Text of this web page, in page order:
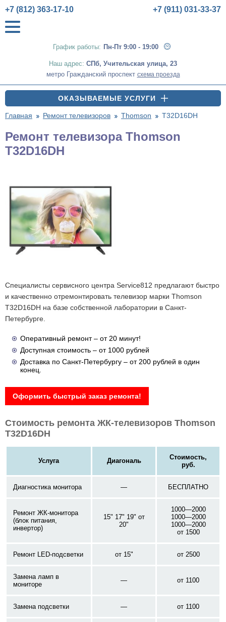
График работы: Пн-Пт 9:00 - 19:00
+7 (812) 363-17-10 +7 (911) 031-33-37
Наш адрес: СПб, Учительская улица, 23
метро Гражданский проспект схема проезда
ОКАЗЫВАЕМЫЕ УСЛУГИ
Главная Ремонт телевизоров Thomson T32D16DH
Ремонт телевизора Thomson
T32D16DH
Специалисты сервисного центра Service812 предлагают быстро
и качественно отремонтировать телевизор марки Thomson
T32D16DH на базе собственной лаборатории в Санкт-
Петербурге.
Оперативный ремонт – от 20 минут!
Доступная стоимость – от 1000 рублей
Доставка по Санкт-Петербургу – от 200 рублей в один
конец.
Оформить быстрый заказ ремонта!
Стоимость ремонта ЖК-телевизоров Thomson
T32D16DH
Услуга Диагональ
Стоимость,
руб.
Диагностика монитора — БЕСПЛАТНО
Ремонт ЖК-монитора
(блок питания,
инвертор)
15" 17" 19" от
20"
1000—2000
1000—2000
1000—2000
от 1500
Ремонт LED-подсветки от 15" от 2500
Замена ламп в
мониторе
— от 1100
Замена подсветки — от 1100